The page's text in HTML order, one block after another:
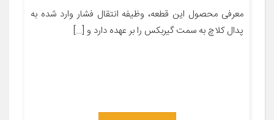
معرفی محصول این قطعه، وظیفه انتقال فشار وارد شده به
پدال کلاچ به سمت گیربکس را بر عهده دارد و […]